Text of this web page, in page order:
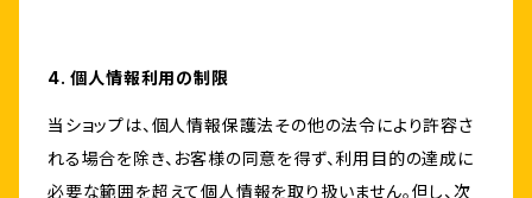
4. 個人情報利用の制限
当ショップは、個人情報保護法その他の法令により許容さ
れる場合を除き、お客様の同意を得ず、利用目的の達成に
必要な範囲を超えて個人情報を取り扱いません。但し、次